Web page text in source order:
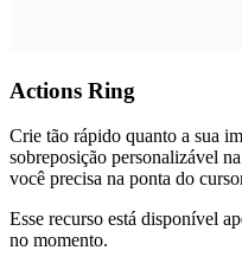
Actions Ring
Crie tão rápido quanto a sua
sobreposição personalizável
você precisa na ponta do
Esse recurso está disponível
no momento.